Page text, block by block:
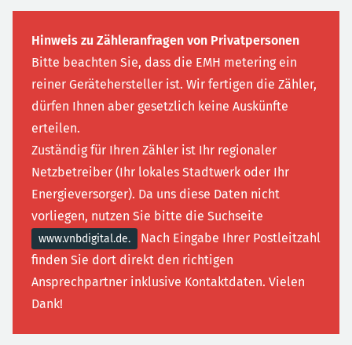
Hinweis zu Zähleranfragen von Privatpersonen
Bitte beachten Sie, dass die EMH metering ein
reiner Gerätehersteller ist. Wir fertigen die Zähler,
dürfen Ihnen aber gesetzlich keine Auskünfte
erteilen.
Zuständig für Ihren Zähler ist Ihr regionaler
Netzbetreiber (Ihr lokales Stadtwerk oder Ihr
Energieversorger). Da uns diese Daten nicht
vorliegen, nutzen Sie bitte die Suchseite
www.vnbdigital.de.
Nach Eingabe Ihrer Postleitzahl
finden Sie dort direkt den richtigen
Ansprechpartner inklusive Kontaktdaten. Vielen
Dank!